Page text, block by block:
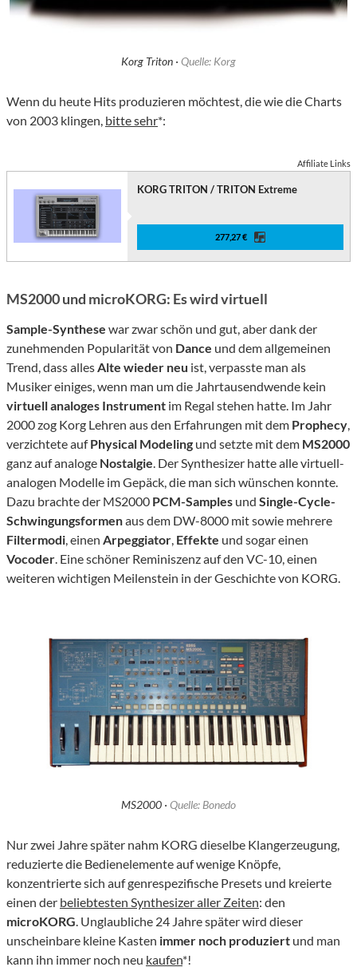
Korg Triton · Quelle: Korg
Wenn du heute Hits produzieren möchtest, die wie die Charts
von 2003 klingen, bitte sehr*:
Affiliate Links
KORG TRITON / TRITON Extreme
277,27 €
MS2000 und microKORG: Es wird virtuell
Sample-Synthese war zwar schön und gut, aber dank der
zunehmenden Popularität von Dance und dem allgemeinen
Trend, dass alles Alte wieder neu ist, verpasste man als
Musiker einiges, wenn man um die Jahrtausendwende kein
virtuell analoges Instrument im Regal stehen hatte. Im Jahr
2000 zog Korg Lehren aus den Erfahrungen mit dem Prophecy
verzichtete aufPhysical Modeling und setzte mit dem MS2000
ganz auf analoge Nostalgie . Der Synthesizer hatte alle virtuell-
analogen Modelle im Gepäck, die man sich wünschen konnte.
Dazu brachte der MS2000 PCM-Samples und Single-Cycle-
Schwingungsformenaus dem DW-8000 mit sowie mehrere
Filtermodi , einen Arpeggiator Effekte und sogar einen
Vocoder . Eine schöner Reminiszenz auf den VC-10, einen
weiteren wichtigen Meilenstein in der Geschichte von KORG.
MS2000 · Quelle: Bonedo
Nur zwei Jahre später nahm KORG dieselbe Klangerzeugung,
reduzierte die Bedienelemente auf wenige Knöpfe,
konzentrierte sich auf genrespezifische Presets und kreierte
einen der beliebtesten Synthesizer aller Zeiten: den
microKORG. Unglaubliche 24 Jahre später wird dieser
unscheinbare kleine Kasten immer noch produziert und man
kann ihn immer noch neu kaufen*!